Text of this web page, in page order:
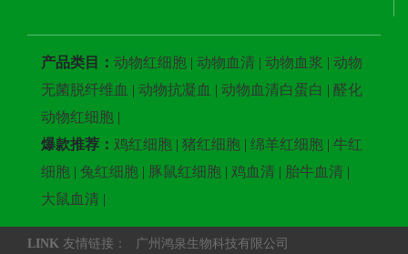
产品类目： 动物红细胞 | 动物血清 | 动物血浆 | 动物
无菌脱纤维血 | 动物抗凝血 | 动物血清白蛋白 | 醛化
动物红细胞 |
爆款推荐： 鸡红细胞 | 猪红细胞 | 绵羊红细胞 | 牛红
细胞 | 兔红细胞 | 豚鼠红细胞 | 鸡血清 | 胎牛血清 |
大鼠血清 |
LINK 友情链接： 广州鸿泉生物科技有限公司